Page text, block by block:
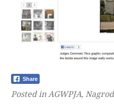
Share
Posted inAGWPJA,